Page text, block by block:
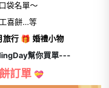
袋名單～
喜餅…等
行 🎁 婚禮小物
幫你買單---
訂單 💝